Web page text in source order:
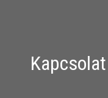
Kapcsolat